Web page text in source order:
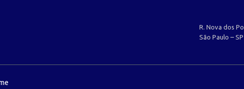
R. Nova dos
São Paulo –